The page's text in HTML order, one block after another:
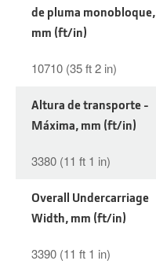
de pluma monobloque,
mm (ft/in)
10710 (35 ft 2 in)
Altura de transporte -
Máxima, mm (ft/in)
3380 (11 ft 1 in)
Overall Undercarriage
Width, mm (ft/in)
3390 (11 ft 1 in)